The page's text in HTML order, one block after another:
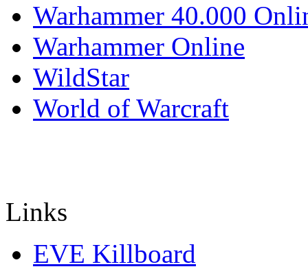
Warhammer 40.000
Warhammer Online
WildStar
World of Warcraft
Links
EVE Killboard